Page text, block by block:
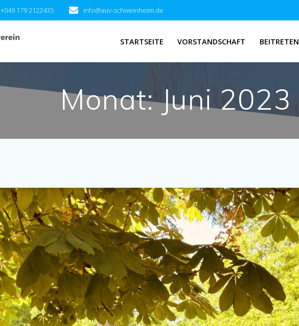
+049 179 2122435 info@auv-schweinheim.de
STARTSEITE VORSTANDSCHAFT BEITRETEN
Monat:Juni 2023